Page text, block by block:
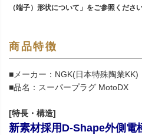
（端子）形状について」をご参照ください
商品特徴
■メーカー：NGK(日本特殊陶業KK)
■品名：スーパープラグ MotoDX
[特長・構造]
新素材採用D-Shape外側電